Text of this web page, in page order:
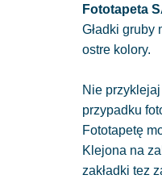
Fototapeta
Gładki gruby
ostre kolory.
Nie
przypadku
Fototapetę
Klejona na
zakładki tez